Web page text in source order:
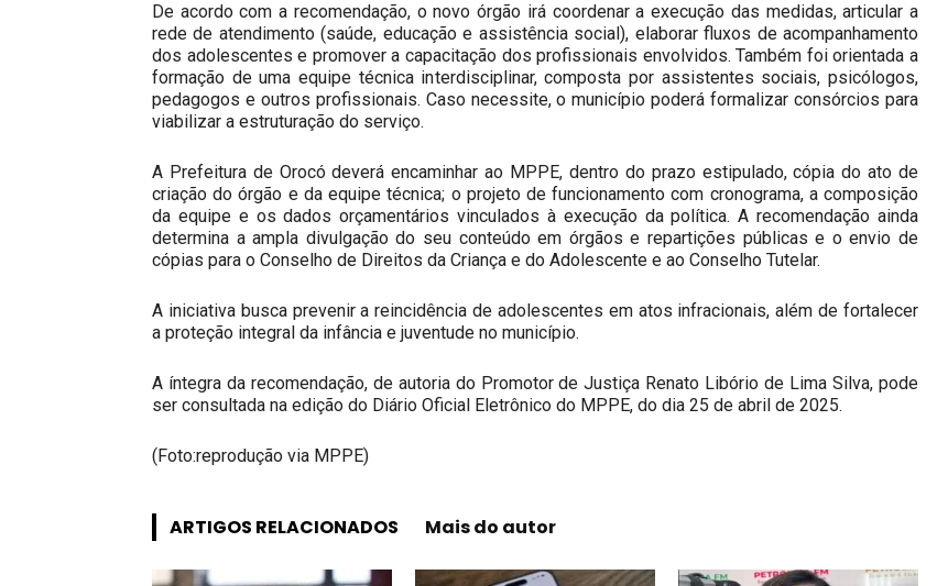
De acordo com a recomendação, o novo órgão irá coordenar a execução das medidas, articular a
rede de atendimento (saúde, educação e assistência social), elaborar fluxos de acompanhamento
dos adolescentes e promover a capacitação dos profissionais envolvidos. Também foi orientada a
formação de uma equipe técnica interdisciplinar, composta por assistentes sociais, psicólogos,
pedagogos e outros profissionais. Caso necessite, o município poderá formalizar consórcios para
viabilizar a estruturação do serviço.
A Prefeitura de Orocó deverá encaminhar ao MPPE, dentro do prazo estipulado, cópia do ato de
criação do órgão e da equipe técnica; o projeto de funcionamento com cronograma, a composição
da equipe e os dados orçamentários vinculados à execução da política. A recomendação ainda
determina a ampla divulgação do seu conteúdo em órgãos e repartições públicas e o envio de
cópias para o Conselho de Direitos da Criança e do Adolescente e ao Conselho Tutelar.
A iniciativa busca prevenir a reincidência de adolescentes em atos infracionais, além de fortalecer
a proteção integral da infância e juventude no município.
A íntegra da recomendação, de autoria do Promotor de Justiça Renato Libório de Lima Silva, pode
ser consultada na edição do Diário Oficial Eletrônico do MPPE, do dia 25 de abril de 2025.
(Foto:reprodução via MPPE)
ARTIGOS RELACIONADOS Mais do autor